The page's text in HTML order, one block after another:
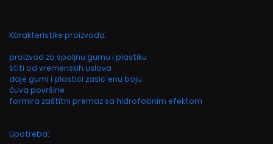
Karakteristike proizvoda:
proizvod za spoljnu gumu i plastiku
štiti od vremenskih uslova
daje gumi i plastici zasic´enu boju
čuva površine
formira zaštitni premaz sa hidrofobnim efektom
Upotreba: